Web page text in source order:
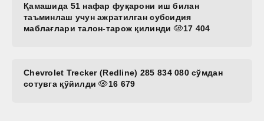
Қамашида 51 нафар фуқарони иш билан
таъминлаш учун ажратилган субсидия
маблағлари талон-тарож қилинди
17 404
Chevrolet Trecker (Redline) 285 834 080 сўмдан
сотувга қўйилди
16 679